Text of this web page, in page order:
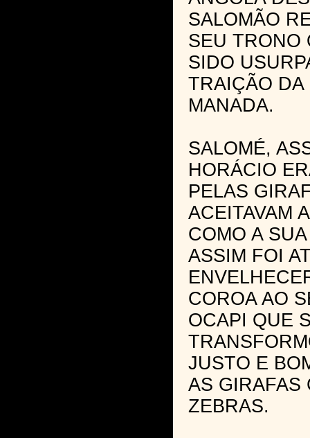
SALOMÃO
SEU TRONO
SIDO
TRAIÇÃO DA
MANADA.
SALOMÉ,
HORÁCIO
PELAS
ACEITAVAM
COMO A
ASSIM FOI
COROA AO
OCAPI QUE
JUSTO E
AS GIRAFAS
ZEBRAS.